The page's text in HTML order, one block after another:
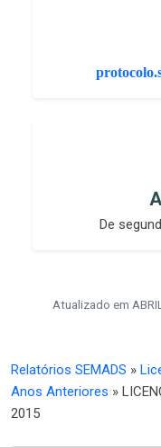
De
Atualizado em
Relatórios SEMADS »
Anos Anteriores »
2015